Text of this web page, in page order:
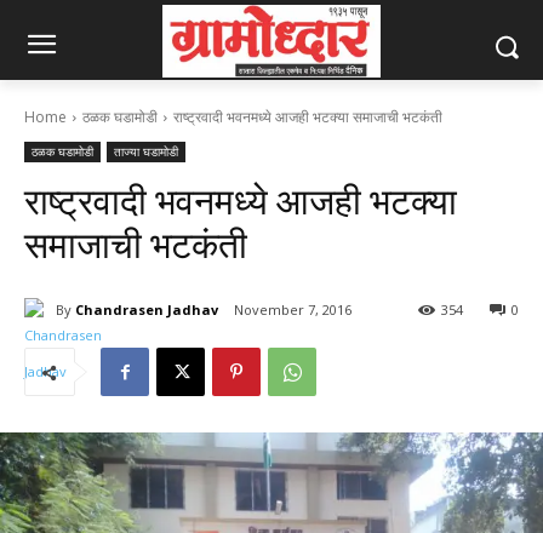
Home ठळक घडामोडी राष्ट्रवादी भवनमध्ये आजही भटक्या समाजाची भटकंती
ठळक घडामोडी ताज्या घडामोडी
राष्ट्रवादी भवनमध्ये आजही भटक्या
समाजाची भटकंती
By Chandrasen Jadhav November 7, 2016 0
354